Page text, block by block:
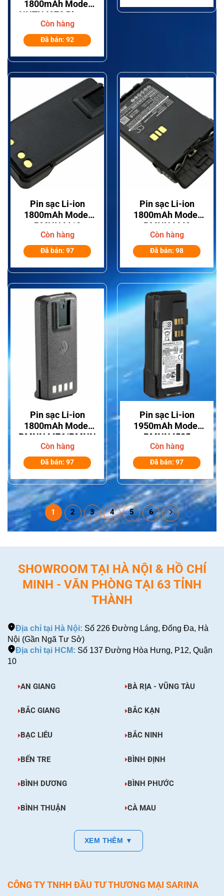
1800mAh Model
NNTN4970 Bigtree
Cho Thiết Bị Bộ
Đàm Motorola
Dòng
DP1400/CP040/EP450/CP200D
Còn hàng
Đã bán: 92
DP3400/DP3401/
Pin sạc Li-ion
1800mAh Model
PMNN4418
Bigtree Cho Thiết
Bị Bộ Đàm
Motorola Dòng
DP2000/DP2400/DP2600
Còn hàng
Đã bán: 97
Pin sạc Li-ion
1800mAh Model
PMNN4440
Bigtree Cho Thiết
Bị Bộ Đàm
Motorola Dòng
DP3441/DP3661
Còn hàng
Đã bán: 98
Pin sạc Li-ion
1800mAh Model
PMNN4476/PMNN4081
Bigtree Cho Thiết
Bị Bộ Đàm
Motorola Dòng
CP1200/CP1600/CP185/EP350
Còn hàng
Đã bán: 97
Pin sạc Li-ion
1950mAh Model
PMNN4525
Bigtree Cho Thiết
Bị Bộ Đàm
Motorola Dòng
DP2400e/DP4400e
Còn hàng
Đã bán: 97
1 2 3 4 5 6
SHOWROOM TẠI HÀ NỘI & HỒ CHÍ
MINH - VĂN PHÒNG TẠI 63 TỈNH
THÀNH
Địa chỉ tại Hà Nội: Số 226 Đường Láng, Đống Đa, Hà
Nội (Gần Ngã Tư Sở)
Địa chỉ tại HCM: Số 137 Đường Hòa Hưng, P12, Quận
10
AN GIANG BÀ RỊA - VŨNG TÀU
BẮC GIANG BẮC KẠN
BẠC LIÊU BẮC NINH
BẾN TRE BÌNH ĐỊNH
BÌNH DƯƠNG BÌNH PHƯỚC
BÌNH THUẬN CÀ MAU
XEM THÊM ▼
CÔNG TY TNHH ĐẦU TƯ THƯƠNG MẠI SARINA